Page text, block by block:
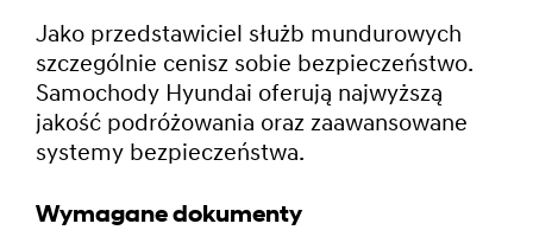
Jako przedstawiciel służb mundurowych
szczególnie cenisz sobie bezpieczeństwo.
Samochody Hyundai oferują najwyższą
jakość podróżowania oraz zaawansowane
systemy bezpieczeństwa.
Wymagane dokumenty